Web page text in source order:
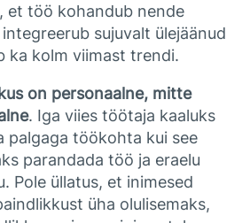
et töö kohandub nende
sujuvalt ülejäänud
ka kolm viimast trendi.
on personaalne, mitte
. Iga viies töötaja kaaluks
palgaga töökohta kui see
parandada töö ja eraelu
Pole üllatus, et inimesed
üha olulisemaks,